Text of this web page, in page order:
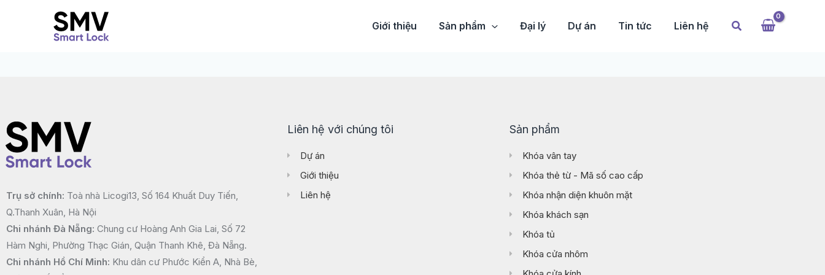
Giới thiệu Sản phẩm Đại lý Dự án Tin tức Liên hệ
Tìm
Trụ sở chính: Toà nhà Licogi13, Số 164 Khuất Duy Tiến,
Q.Thanh Xuân, Hà Nội
Chi nhánh Đà Nẵng: Chung cư Hoàng Anh Gia Lai, Số 72
Hàm Nghi, Phường Thạc Gián, Quận Thanh Khê, Đà Nẵng.
Chi nhánh Hồ Chí Minh: Khu dân cư Phước Kiển A, Nhà Bè,
Liên hệ với chúng tôi
Dự án
Giới thiệu
Liên hệ
Sản phẩm
Khóa vân tay
Khóa thẻ từ - Mã số cao cấp
Khóa nhận diện khuôn mặt
Khóa khách sạn
Khóa tủ
Khóa cửa nhôm